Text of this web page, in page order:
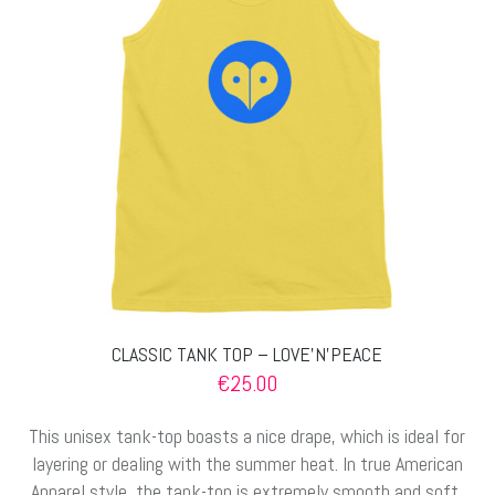
Optionen
können
Produktseite
gewählt
werden
CLASSIC TANK TOP – LOVE’N’PEACE
€25.00
This unisex tank-top boasts a nice drape, which is ideal for
layering or dealing with the summer heat. In true American